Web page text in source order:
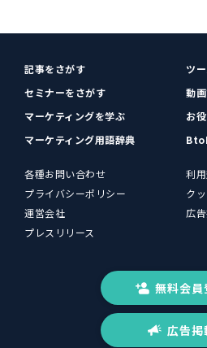
記事をさがす
ツ
セミナーをさがす
動
マーケティングを学ぶ
お
マーケティング用語辞典
各種お問い合わせ
利
プライバシーポリシー
ク
運営会社
広
プレスリリース
無料会員
広告掲